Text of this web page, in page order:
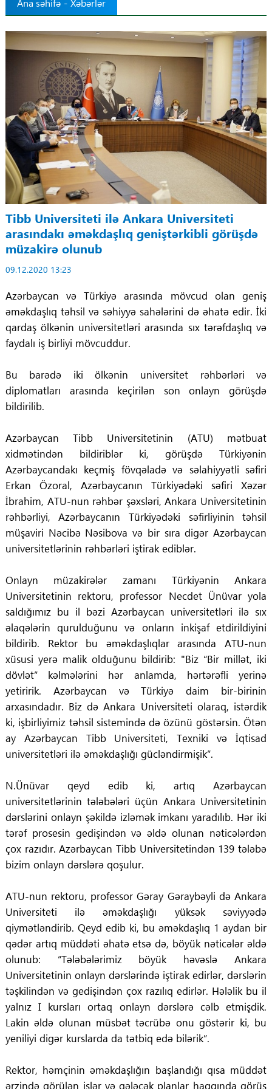
Ana səhifə - Xəbərlər
Tibb Universiteti ilə Ankara Universiteti
arasındakı əməkdaşlıq geniştərkibli görüşdə
müzakirə olunub
09.12.2020 13:23
Azərbaycan və Türkiyə arasında mövcud olan geniş
əməkdaşlıq təhsil və səhiyyə sahələrini də əhatə edir. İki
qardaş ölkənin universitetləri arasında sıx tərəfdaşlıq və
faydalı iş birliyi mövcuddur.
Bu barədə iki ölkənin universitet rəhbərləri və
diplomatları arasında keçirilən son onlayn görüşdə
bildirilib.
Azərbaycan Tibb Universitetinin (ATU) mətbuat
xidmətindən bildiriblər ki, görüşdə Türkiyənin
Azərbaycandakı keçmiş fövqəladə və səlahiyyətli səfiri
Erkan Özoral, Azərbaycanın Türkiyədəki səfiri Xəzər
İbrahim, ATU-nun rəhbər şəxsləri, Ankara Universitetinin
rəhbərliyi, Azərbaycanın Türkiyədəki səfirliyinin təhsil
müşaviri Nəcibə Nəsibova və bir sıra digər Azərbaycan
universitetlərinin rəhbərləri iştirak ediblər.
Onlayn müzakirələr zamanı Türkiyənin Ankara
Universitetinin rektoru, professor Necdet Ünüvar yola
saldığımız bu il bəzi Azərbaycan universitetləri ilə sıx
əlaqələrin qurulduğunu və onların inkişaf etdirildiyini
bildirib. Rektor bu əməkdaşlıqlar arasında ATU-nun
xüsusi yerə malik olduğunu bildirib: "Biz “Bir millət, iki
dövlət” kəlmələrini hər anlamda, hərtərəfli yerinə
yetiririk. Azərbaycan və Türkiyə daim bir-birinin
arxasındadır. Biz də Ankara Universiteti olaraq, istərdik
ki, işbirliyimiz təhsil sistemində də özünü göstərsin. Ötən
ay Azərbaycan Tibb Universiteti, Texniki və İqtisad
universitetləri ilə əməkdaşlığı gücləndirmişik”.
N.Ünüvar qeyd edib ki, artıq Azərbaycan
universitetlərinin tələbələri üçün Ankara Universitetinin
dərslərini onlayn şəkildə izləmək imkanı yaradılıb. Hər iki
tərəf prosesin gedişindən və əldə olunan nəticələrdən
çox razıdır. Azərbaycan Tibb Universitetindən 139 tələbə
bizim onlayn dərslərə qoşulur.
ATU-nun rektoru, professor Gəray Gəraybəyli də Ankara
Universiteti ilə əməkdaşlığı yüksək səviyyədə
qiymətləndirib. Qeyd edib ki, bu əməkdaşlıq 1 aydan bir
qədər artıq müddəti əhatə etsə də, böyük nəticələr əldə
olunub: “Tələbələrimiz böyük həvəslə Ankara
Universitetinin onlayn dərslərində iştirak edirlər, dərslərin
təşkilindən və gedişindən çox razılıq edirlər. Hələlik bu il
yalnız I kursları ortaq onlayn dərslərə cəlb etmişdik.
Lakin əldə olunan müsbət təcrübə onu göstərir ki, bu
yeniliyi digər kurslarda da tətbiq edə bilərik”.
Rektor, həmçinin əməkdaşlığın başlandığı qısa müddət
ərzində görülən işlər və gələcək planlar haqqında görüş
Regionlar
Elanlar
Gündəm
Tibbi maarifləndirmə
Mühüm hadisələr
COVID-19
ÜST